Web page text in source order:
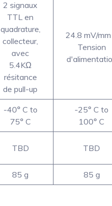
2 signaux
TTL en
quadrature,
collecteur,
avec
5.4KΩ
résitance
de pull-up
24.8 mV/
Tension
-40° C to
75° C
-25° C to
100° C
TBD TBD
85 g 85 g